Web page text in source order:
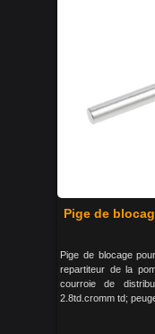
Pige de
Pige de blocage
repartiteur de la
courroie de
2.8td.cromm td;